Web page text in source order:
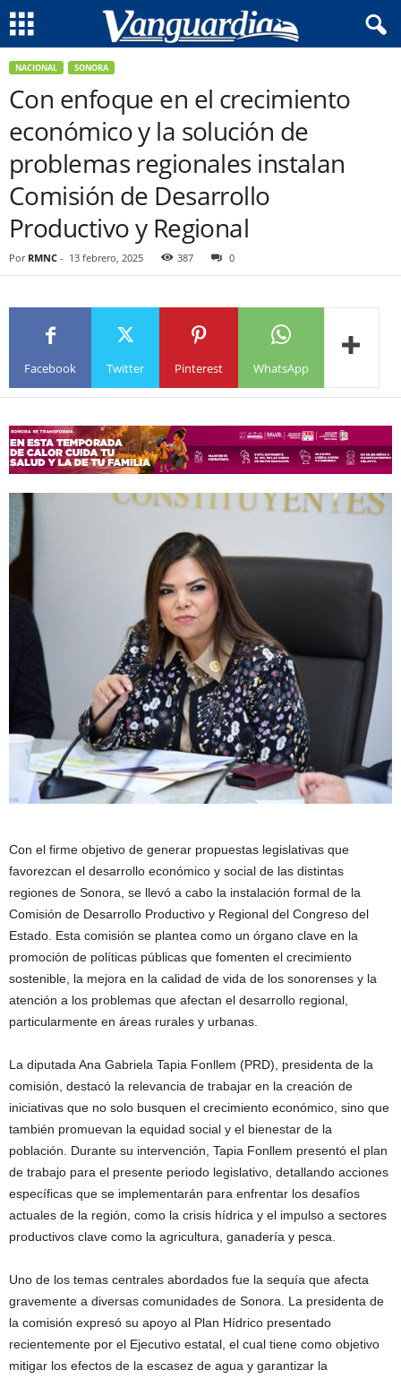
NACIONAL SONORA
Con enfoque en el crecimiento
económico y la solución de
problemas regionales instalan
Comisión de Desarrollo
Productivo y Regional
Por RMNC - 13 febrero, 2025 387 0
Facebook Twitter Pinterest WhatsApp
Con el firme objetivo de generar propuestas legislativas que
favorezcan el desarrollo económico y social de las distintas
regiones de Sonora, se llevó a cabo la instalación formal de la
Comisión de Desarrollo Productivo y Regional del Congreso del
Estado. Esta comisión se plantea como un órgano clave en la
promoción de políticas públicas que fomenten el crecimiento
sostenible, la mejora en la calidad de vida de los sonorenses y la
atención a los problemas que afectan el desarrollo regional,
particularmente en áreas rurales y urbanas.
La diputada Ana Gabriela Tapia Fonllem (PRD), presidenta de la
comisión, destacó la relevancia de trabajar en la creación de
iniciativas que no solo busquen el crecimiento económico, sino que
también promuevan la equidad social y el bienestar de la
población. Durante su intervención, Tapia Fonllem presentó el plan
de trabajo para el presente periodo legislativo, detallando acciones
específicas que se implementarán para enfrentar los desafíos
actuales de la región, como la crisis hídrica y el impulso a sectores
productivos clave como la agricultura, ganadería y pesca.
Uno de los temas centrales abordados fue la sequía que afecta
gravemente a diversas comunidades de Sonora. La presidenta de
la comisión expresó su apoyo al Plan Hídrico presentado
recientemente por el Ejecutivo estatal, el cual tiene como objetivo
mitigar los efectos de la escasez de agua y garantizar la